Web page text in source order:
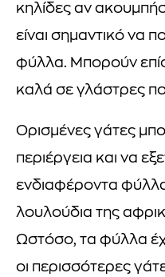
κηλίδες αν
είναι σημαντικό να
φύλλα. Μπορούν
καλά σε γλάστρες
Ορισμένες γάτες
περιέργεια και να
ενδιαφέροντα
λουλούδια της
Ωστόσο, τα φύλλα
οι περισσότερες